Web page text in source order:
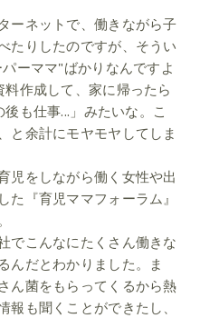
ーネットで、働きながら子
たりしたのですが、そうい
ーママ"ばかりなんですよ
作成して、家に帰ったら
も仕事...」みたいな。こ
と余計にモヤモヤしてしま
児をしながら働く女性や出
『育児ママフォーラム』
でこんなにたくさん働きな
んだとわかりました。ま
ん菌をもらってくるから熱
報も聞くことができたし、